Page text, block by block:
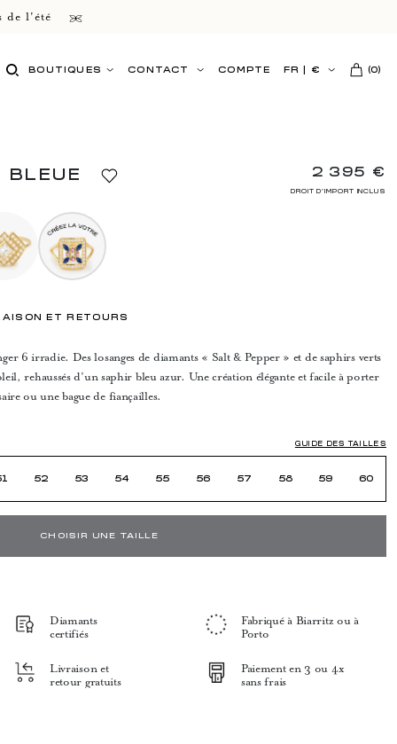
de l'été
BOUTIQUES CONTACT COMPTE FR € (0)
BLEUE 2 395 €
DROIT D'IMPORT INCLUS
ET RETOURS
6 irradie. Des losanges de diamants « Salt & Pepper » et de saphirs verts
rehaussés d’un saphir bleu azur. Une création élégante et facile à porter
ou une bague de fiançailles.
GUIDE DES TAILLES
52 53 54 55 56 57 58 59 60
CHOISIR UNE TAILLE
Diamants
certifiés
Fabriqué à Biarritz ou à
Porto
Livraison et
retour gratuits
Paiement en 3 ou 4x
sans frais